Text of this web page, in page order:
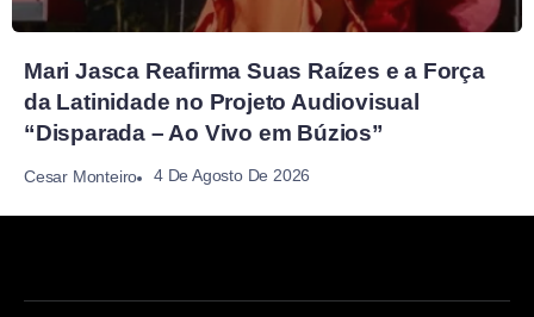
Mari Jasca Reafirma Suas Raízes e a Força
da Latinidade no Projeto Audiovisual
“Disparada – Ao Vivo em Búzios”
Cesar Monteiro 4 De Agosto De 2026